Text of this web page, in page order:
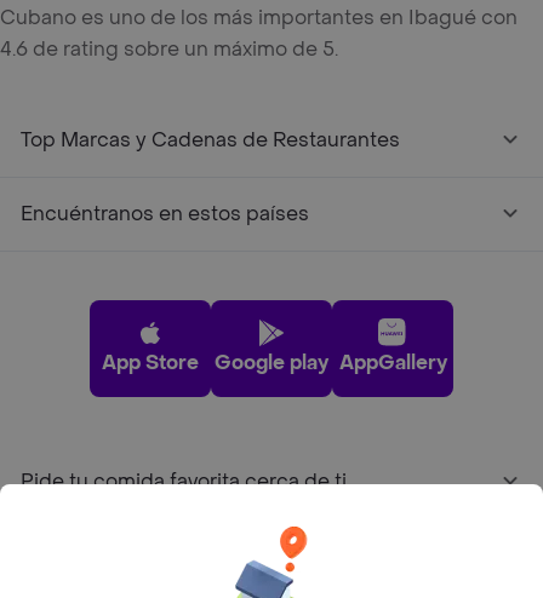
Cubano es uno de los más importantes en Ibagué con
4.6 de rating sobre un máximo de 5.
Top Marcas y Cadenas de Restaurantes
Encuéntranos en estos países
App Store Google play AppGallery
Pide tu comida favorita cerca de ti